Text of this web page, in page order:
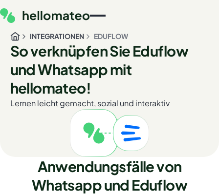
INTEGRATIONEN EDUFLOW
So verknüpfen Sie Eduflow
und Whatsapp mit
hellomateo!
Lernen leicht gemacht, sozial und interaktiv
Anwendungsfälle von
Whatsapp und Eduflow